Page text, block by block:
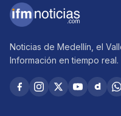
Noticias de Medellín, el
Información en tiempo real.